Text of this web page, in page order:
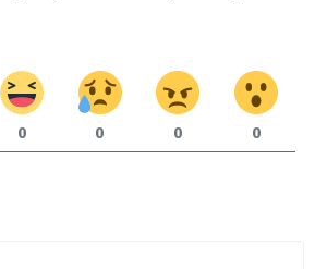
0 0 0 0